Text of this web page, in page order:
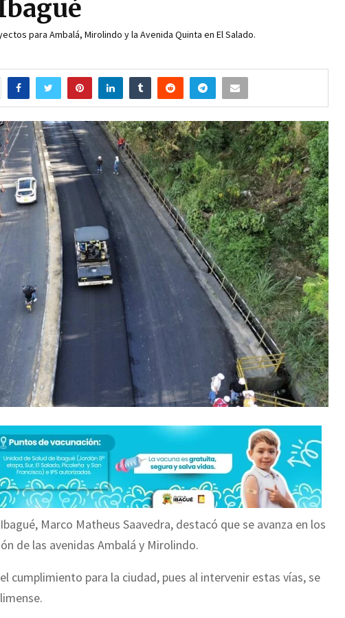
para Ambalá, Mirolindo y la Avenida Quinta en El Salado.
Marco Matheus Saavedra, destacó que se avanza en los
de las avenidas Ambalá y Mirolindo.
cumplimiento para la ciudad, pues al intervenir estas vías, se